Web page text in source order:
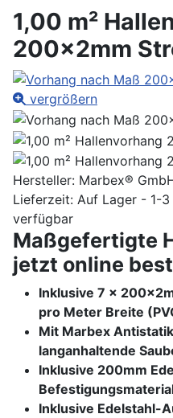
1,00 m²
200x2mm
vergrößern
Hersteller: Marbex®
Lieferzeit: Auf Lager - 1-3
verfügbar
Maßgefertigte
jetzt online
Inklusive 7 x
pro Meter Breite
Mit Marbex
langanhaltende
Inklusive 200mm
Inklusive Edelstahl-